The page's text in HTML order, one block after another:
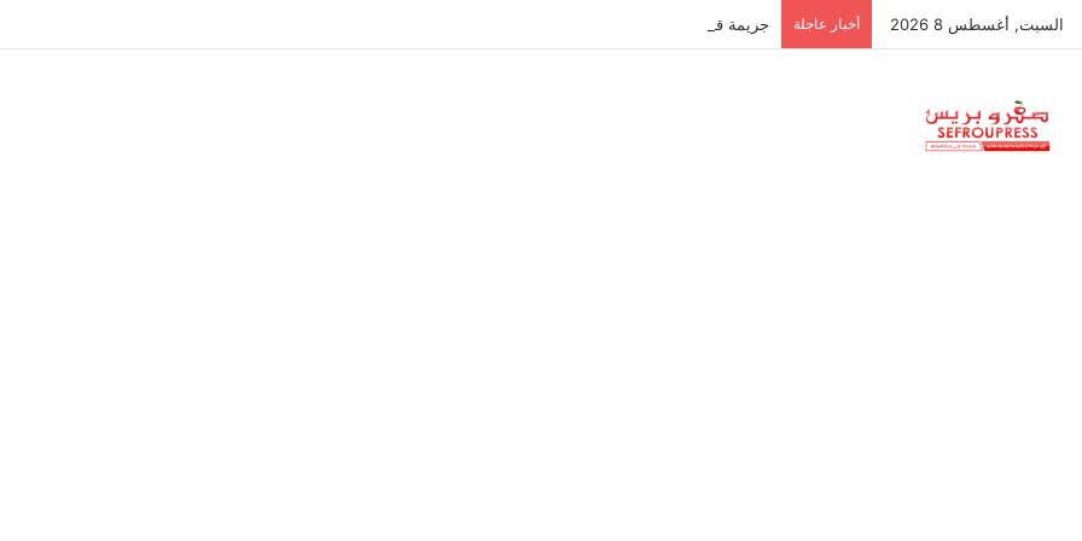
السبت, أغسطس 8 2026 أخبار عاجلة جريمة قتل تهز بوزملان بإقليم تازة.. توقيف مشتبه فيه والبحث عن شريكه